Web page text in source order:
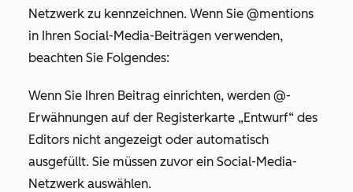
Netzwerk zu kennzeichnen. Wenn Sie @mentions
in Ihren Social-Media-Beiträgen verwenden,
beachten Sie Folgendes:
Wenn Sie Ihren Beitrag einrichten, werden @-
Erwähnungen auf der Registerkarte „Entwurf“ des
Editors nicht angezeigt oder automatisch
ausgefüllt. Sie müssen zuvor ein Social-Media-
Netzwerk auswählen.